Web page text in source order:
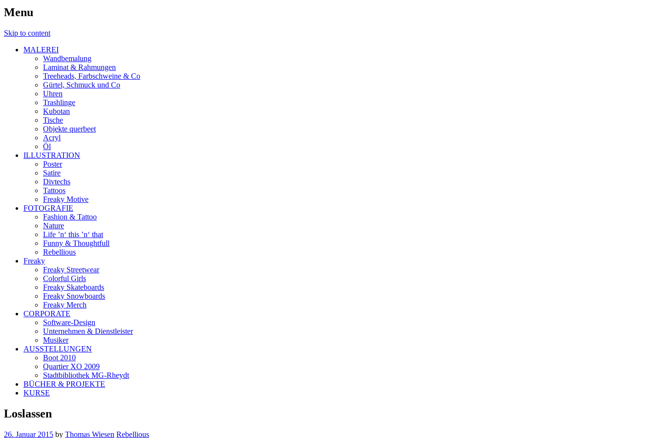
Menu
Skip to content
MALEREI
Wandbemalung
Laminat & Rahmungen
Treeheads, Farbschweine & Co
Gürtel, Schmuck und Co
Uhren
Trashlinge
Kubotan
Tische
Objekte querbeet
Acryl
Öl
ILLUSTRATION
Poster
Satire
Divtechs
Tattoos
Freaky Motive
FOTOGRAFIE
Fashion & Tattoo
Nature
Life ’n‘ this ’n‘ that
Funny & Thoughtfull
Rebellious
Freaky
Freaky Streetwear
Colorful Girls
Freaky Skateboards
Freaky Snowboards
Freaky Merch
CORPORATE
Software-Design
Unternehmen & Dienstleister
Musiker
AUSSTELLUNGEN
Boot 2010
Quartier XO 2009
Stadtbibliothek MG-Rheydt
BÜCHER & PROJEKTE
KURSE
Loslassen
26. Januar 2015 by Thomas Wiesen Rebellious